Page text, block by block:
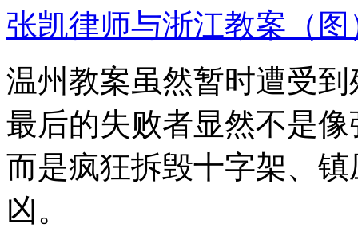
张凯律师与浙江教案（图
温州教案虽然暂时遭受
最后的失败者显然不是
而是疯狂拆毁十字架、
凶。